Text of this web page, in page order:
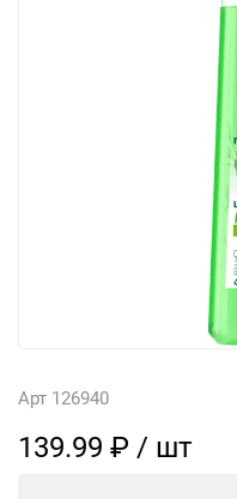
Арт 126940
139.99 ₽ / шт